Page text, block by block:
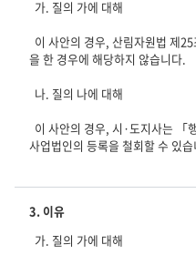
을 한 경우에 해당하지 않습니다.
3. 이유